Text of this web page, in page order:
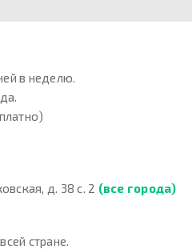
в неделю.
д. 38 с. 2 (все города)
стране.